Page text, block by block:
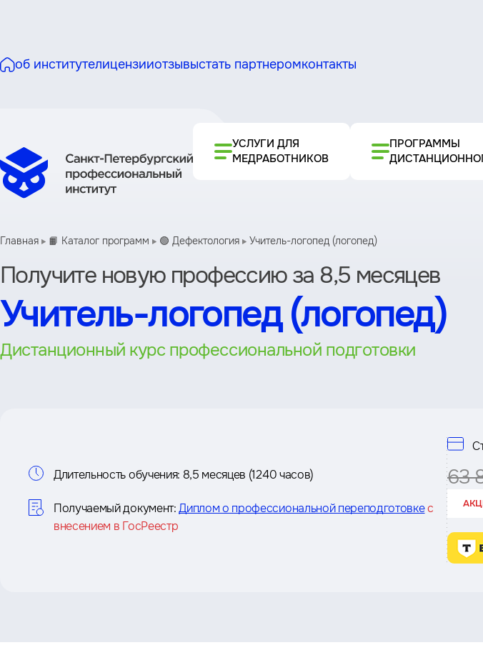
об институтелицензииотзывыстать партнеромконтакты
УСЛУГИ ДЛЯ
МЕДРАБОТНИКОВ
ПРОГРАММЫ
Главная 📙 Каталог программ 🟢 Дефектология Учитель-логопед (логопед)
Получите новую профессию за 8,5 месяцев
Учитель-логопед (логопед)
Дистанционный курс профессиональной подготовки
о
курсе
Длительность обучения: 8,5 месяцев (1240 часов)
Получаемый документ: Диплом о профессиональной переподготовкес
внесением в ГосРеестр
63